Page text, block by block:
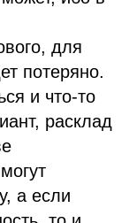
для
потеряно.
и что-то
расклад
а если